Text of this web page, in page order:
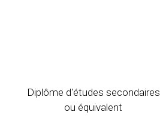
Diplôme d'études secondaires
ou équivalent